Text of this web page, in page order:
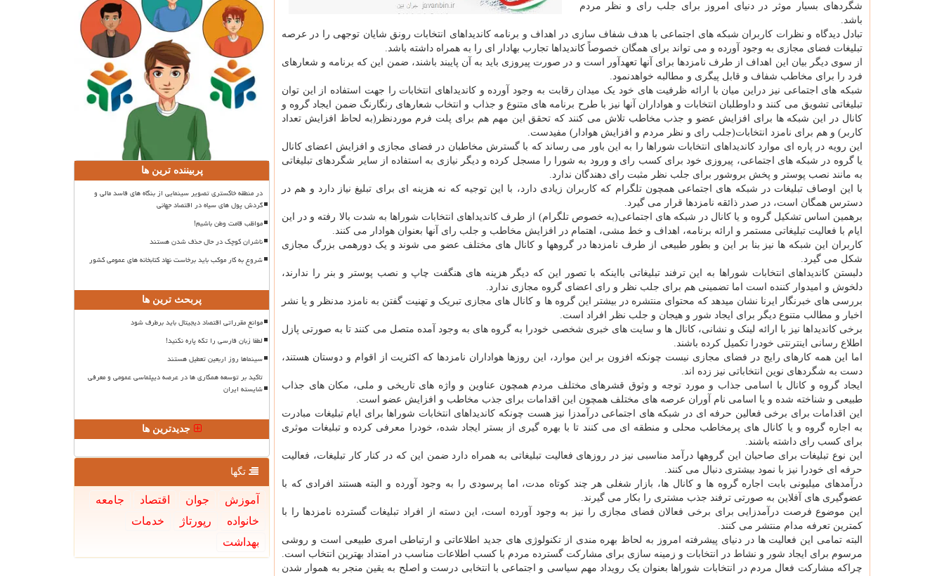
شگردهای بسیار موثر در دنیای امروز برای جلب رای و نظر مردم
باشد.
تبادل دیدگاه و نظرات کاربران شبکه های اجتماعی با هدف شفاف سازی در اهداف و برنامه کاندیداهای انتخابات رونق شایان توجهی را در عرصه
تبلیغات فضای مجازی به وجود آورده و می تواند برای همگان خصوصاً کاندیداها تجارب بهادار ای را به همراه داشته باشد.
از سوی دیگر بیان این اهداف از طرف نامزدها برای آنها تعهدآور است و در صورت پیروزی باید به آن پایبند باشند، ضمن این که برنامه و شعارهای
فرد را برای مخاطب شفاف و قابل پیگری و مطالبه خواهدنمود.
شبکه های اجتماعی نیز دراین میان با ارائه ظرفیت های خود یک میدان رقابت به وجود آورده و کاندیداهای انتخابات را جهت استفاده از این توان
تبلیغاتی تشویق می کنند و داوطلبان انتخابات و هواداران آنها نیز با طرح برنامه های متنوع و جذاب و انتخاب شعارهای رنگارنگ ضمن ایجاد گروه و
کانال در این شبکه ها برای افزایش عضو و جذب مخاطب تلاش می کنند که تحقق این مهم هم برای پلت فرم موردنظر(به لحاظ افزایش تعداد
کاربر) و هم برای نامزد انتخابات(جلب رای و نظر مردم و افزایش هوادار) مفیدست.
این رویه در پاره ای موارد کاندیداهای انتخابات شوراها را به این باور می رساند که با گسترش مخاطبان در فضای مجازی و افزایش اعضای کانال
یا گروه در شبکه های اجتماعی، پیروزی خود برای کسب رای و ورود به شورا را مسجل کرده و دیگر نیازی به استفاده از سایر شگردهای تبلیغاتی
به مانند نصب پوستر و پخش بروشور برای جلب نظر مثبت رای دهندگان ندارد.
با این اوصاف تبلیغات در شبکه های اجتماعی همچون تلگرام که کاربران زیادی دارد، با این توجیه که نه هزینه ای برای تبلیغ نیاز دارد و هم در
دسترس همگان است، در صدر ذائقه نامزدها قرار می گیرد.
برهمین اساس تشکیل گروه و یا کانال در شبکه های اجتماعی(به خصوص تلگرام) از طرف کاندیداهای انتخابات شوراها به شدت بالا رفته و در این
ایام با فعالیت تبلیغاتی مستمر و ارائه برنامه، اهداف و خط مشی، اهتمام در افزایش مخاطب و جلب رای آنها بعنوان هوادار می کنند.
کاربران این شبکه ها نیز بنا بر این و بطور طبیعی از طرف نامزدها در گروهها و کانال های مختلف عضو می شوند و یک دورهمی بزرگ مجازی
شکل می گیرد.
دلبستن کاندیداهای انتخابات شوراها به این ترفند تبلیغاتی بااینکه با تصور این که دیگر هزینه های هنگفت چاپ و نصب پوستر و بنر را ندارند،
دلخوش و امیدوار کننده است اما تضمینی هم برای جلب نظر و رای اعضای گروه مجازی ندارد.
بررسی های خبرنگار ایرنا نشان میدهد که محتوای منتشره در بیشتر این گروه ها و کانال های مجازی تبریک و تهنیت گفتن به نامزد مدنظر و یا نشر
اخبار و مطالب متنوع دیگر برای ایجاد شور و هیجان و جلب نظر افراد است.
برخی کاندیداها نیز با ارائه لینک و نشانی، کانال ها و سایت های خبری شخصی خودرا به گروه های به وجود آمده متصل می کنند تا به صورتی پازل
اطلاع رسانی اینترنتی خودرا تکمیل کرده باشند.
اما این همه کارهای رایج در فضای مجازی نیست چونکه افزون بر این موارد، این روزها هواداران نامزدها که اکثریت از اقوام و دوستان هستند،
دست به شگردهای نوین انتخاباتی نیز زده اند.
ایجاد گروه و کانال با اسامی جذاب و مورد توجه و وثوق قشرهای مختلف مردم همچون عناوین و واژه های تاریخی و ملی، مکان های جذاب
طبیعی و شناخته شده و یا اسامی نام آوران عرصه های مختلف همچون این اقدامات برای جذب مخاطب و افزایش عضو است.
این اقدامات برای برخی فعالین حرفه ای در شبکه های اجتماعی درآمدزا نیز هست چونکه کاندیداهای انتخابات شوراها برای ایام تبلیغات مبادرت
به اجاره گروه و یا کانال های پرمخاطب محلی و منطقه ای می کنند تا با بهره گیری از بستر ایجاد شده، خودرا معرفی کرده و تبلیغات موثری
برای کسب رای داشته باشند.
این نوع تبلیغات برای صاحبان این گروهها درآمد مناسبی نیز در روزهای فعالیت تبلیغاتی به همراه دارد ضمن این که در کنار کار تبلیغات، فعالیت
حرفه ای خودرا نیز با نمود بیشتری دنبال می کنند.
درآمدهای میلیونی بابت اجاره گروه ها و کانال ها، بازار شغلی هر چند کوتاه مدت، اما پرسودی را به وجود آورده و البته هستند افرادی که با
عضوگیری های آفلاین به صورتی ترفند جذب مشتری را بکار می گیرند.
این موضوع فرصت درآمدزایی برای برخی فعالان فضای مجازی را نیز به وجود آورده است، این دسته از افراد تبلیغات گسترده نامزدها را با
کمترین تعرفه مدام منتشر می کنند.
البته تمامی این فعالیت ها در دنیای پیشرفته امروز به لحاظ بهره مندی از تکنولوژی های جدید اطلاعاتی و ارتباطی امری طبیعی است و روشی
مرسوم برای ایجاد شور و نشاط در انتخابات و زمینه سازی برای مشارکت گسترده مردم با کسب اطلاعات مناسب در امتداد بهترین انتخاب است.
چراکه مشارکت فعال مردم در انتخابات شوراها بعنوان یک رویداد مهم سیاسی و اجتماعی با انتخابی درست و اصلح به یقین منجر به هموار شدن
پربیننده ترین ها
در منطقه خاکستری تصویر سینمایی از بنگاه های فاسد مالی و
گردش پول های سیاه در اقتصاد جهانی
مواظب قامت وطن باشیم!
ناشران کوچک در حال حذف شدن هستند
شروع به کار موکب باید برخاست نهاد کتابخانه های عمومی کشور
پربحث ترین ها
موانع مقرراتی اقتصاد دیجیتال باید برطرف شود
لطفا زبان فارسی را تکه پاره نکنید!
سینماها روز اربعین تعطیل هستند
تاکید بر توسعه همکاری ها در عرصه دیپلماسی عمومی و معرفی
شایسته ایران
جدیدترین ها
تگها
آموزش جوان اقتصاد
جامعه
خانواده
رپورتاژ
خدمات
بهداشت